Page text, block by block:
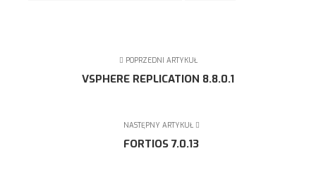
POPRZEDNI ARTYKUŁ
VSPHERE REPLICATION 8.8.0.1
NASTĘPNY ARTYKUŁ
FORTIOS 7.0.13